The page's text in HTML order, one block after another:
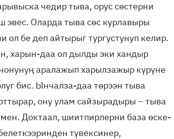
чедир тыва, орус сөстерни
эвес. Оларда тыва сөс курлавыры
бе деп айтырыг тургустунуп келир.
харын-даа ол дылды эки хандыр
аралажып харылзажыр күрүне
бис. Ынчалза-даа төрээн тыва
ону улам сайзырадыры – тыва
Доктаал, шиитпирлерни база өске-
түвексинер,